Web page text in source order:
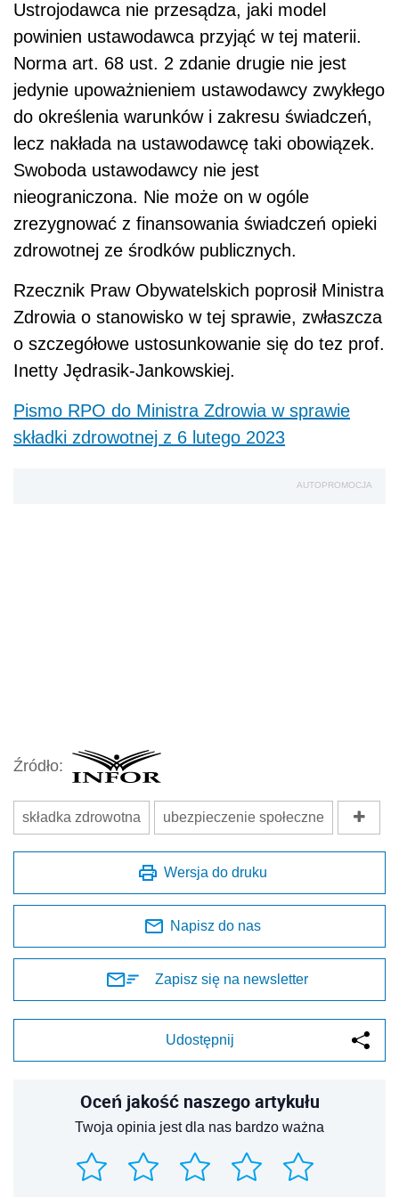
Ustrojodawca nie przesądza, jaki model
powinien ustawodawca przyjąć w tej materii.
Norma art. 68 ust. 2 zdanie drugie nie jest
jedynie upoważnieniem ustawodawcy zwykłego
do określenia warunków i zakresu świadczeń,
lecz nakłada na ustawodawcę taki obowiązek.
Swoboda ustawodawcy nie jest
nieograniczona. Nie może on w ogóle
zrezygnować z finansowania świadczeń opieki
zdrowotnej ze środków publicznych.
Rzecznik Praw Obywatelskich poprosił Ministra
Zdrowia o stanowisko w tej sprawie, zwłaszcza
o szczegółowe ustosunkowanie się do tez prof.
Inetty Jędrasik-Jankowskiej.
Pismo RPO do Ministra Zdrowia w sprawie
składki zdrowotnej z 6 lutego 2023
AUTOPROMOCJA
Źródło:
składka zdrowotna ubezpieczenie społeczne
Wersja do druku
Napisz do nas
Zapisz się na newsletter
Udostępnij
Oceń jakość naszego artykułu
Twoja opinia jest dla nas bardzo ważna